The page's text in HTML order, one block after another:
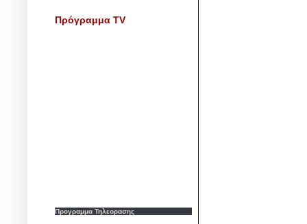
Πρόγραμμα TV
Προγραμμα Τηλεορασης